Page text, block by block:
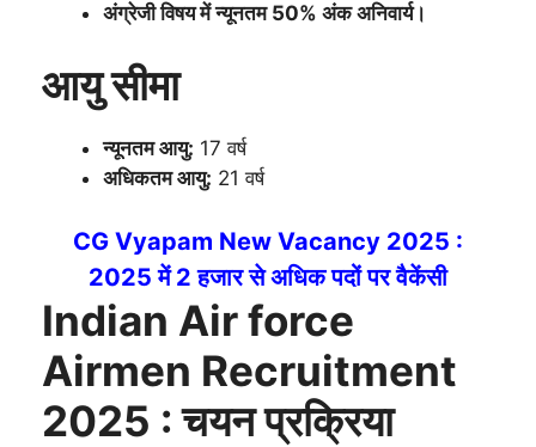
अंग्रेजी विषय में न्यूनतम 50% अंक अनिवार्य।
आयु सीमा
न्यूनतम आयु: 17 वर्ष
अधिकतम आयु: 21 वर्ष
CG Vyapam New Vacancy 2025 :
2025 में 2 हजार से अधिक पदों पर वैकेंसी
Indian Air force
Airmen Recruitment
2025 :चयन प्रक्रिया